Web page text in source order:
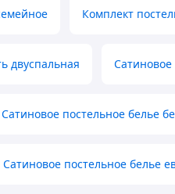
Комплект
двуспальная Сатиновое
Сатиновое постельное белье
Сатиновое постельное белье